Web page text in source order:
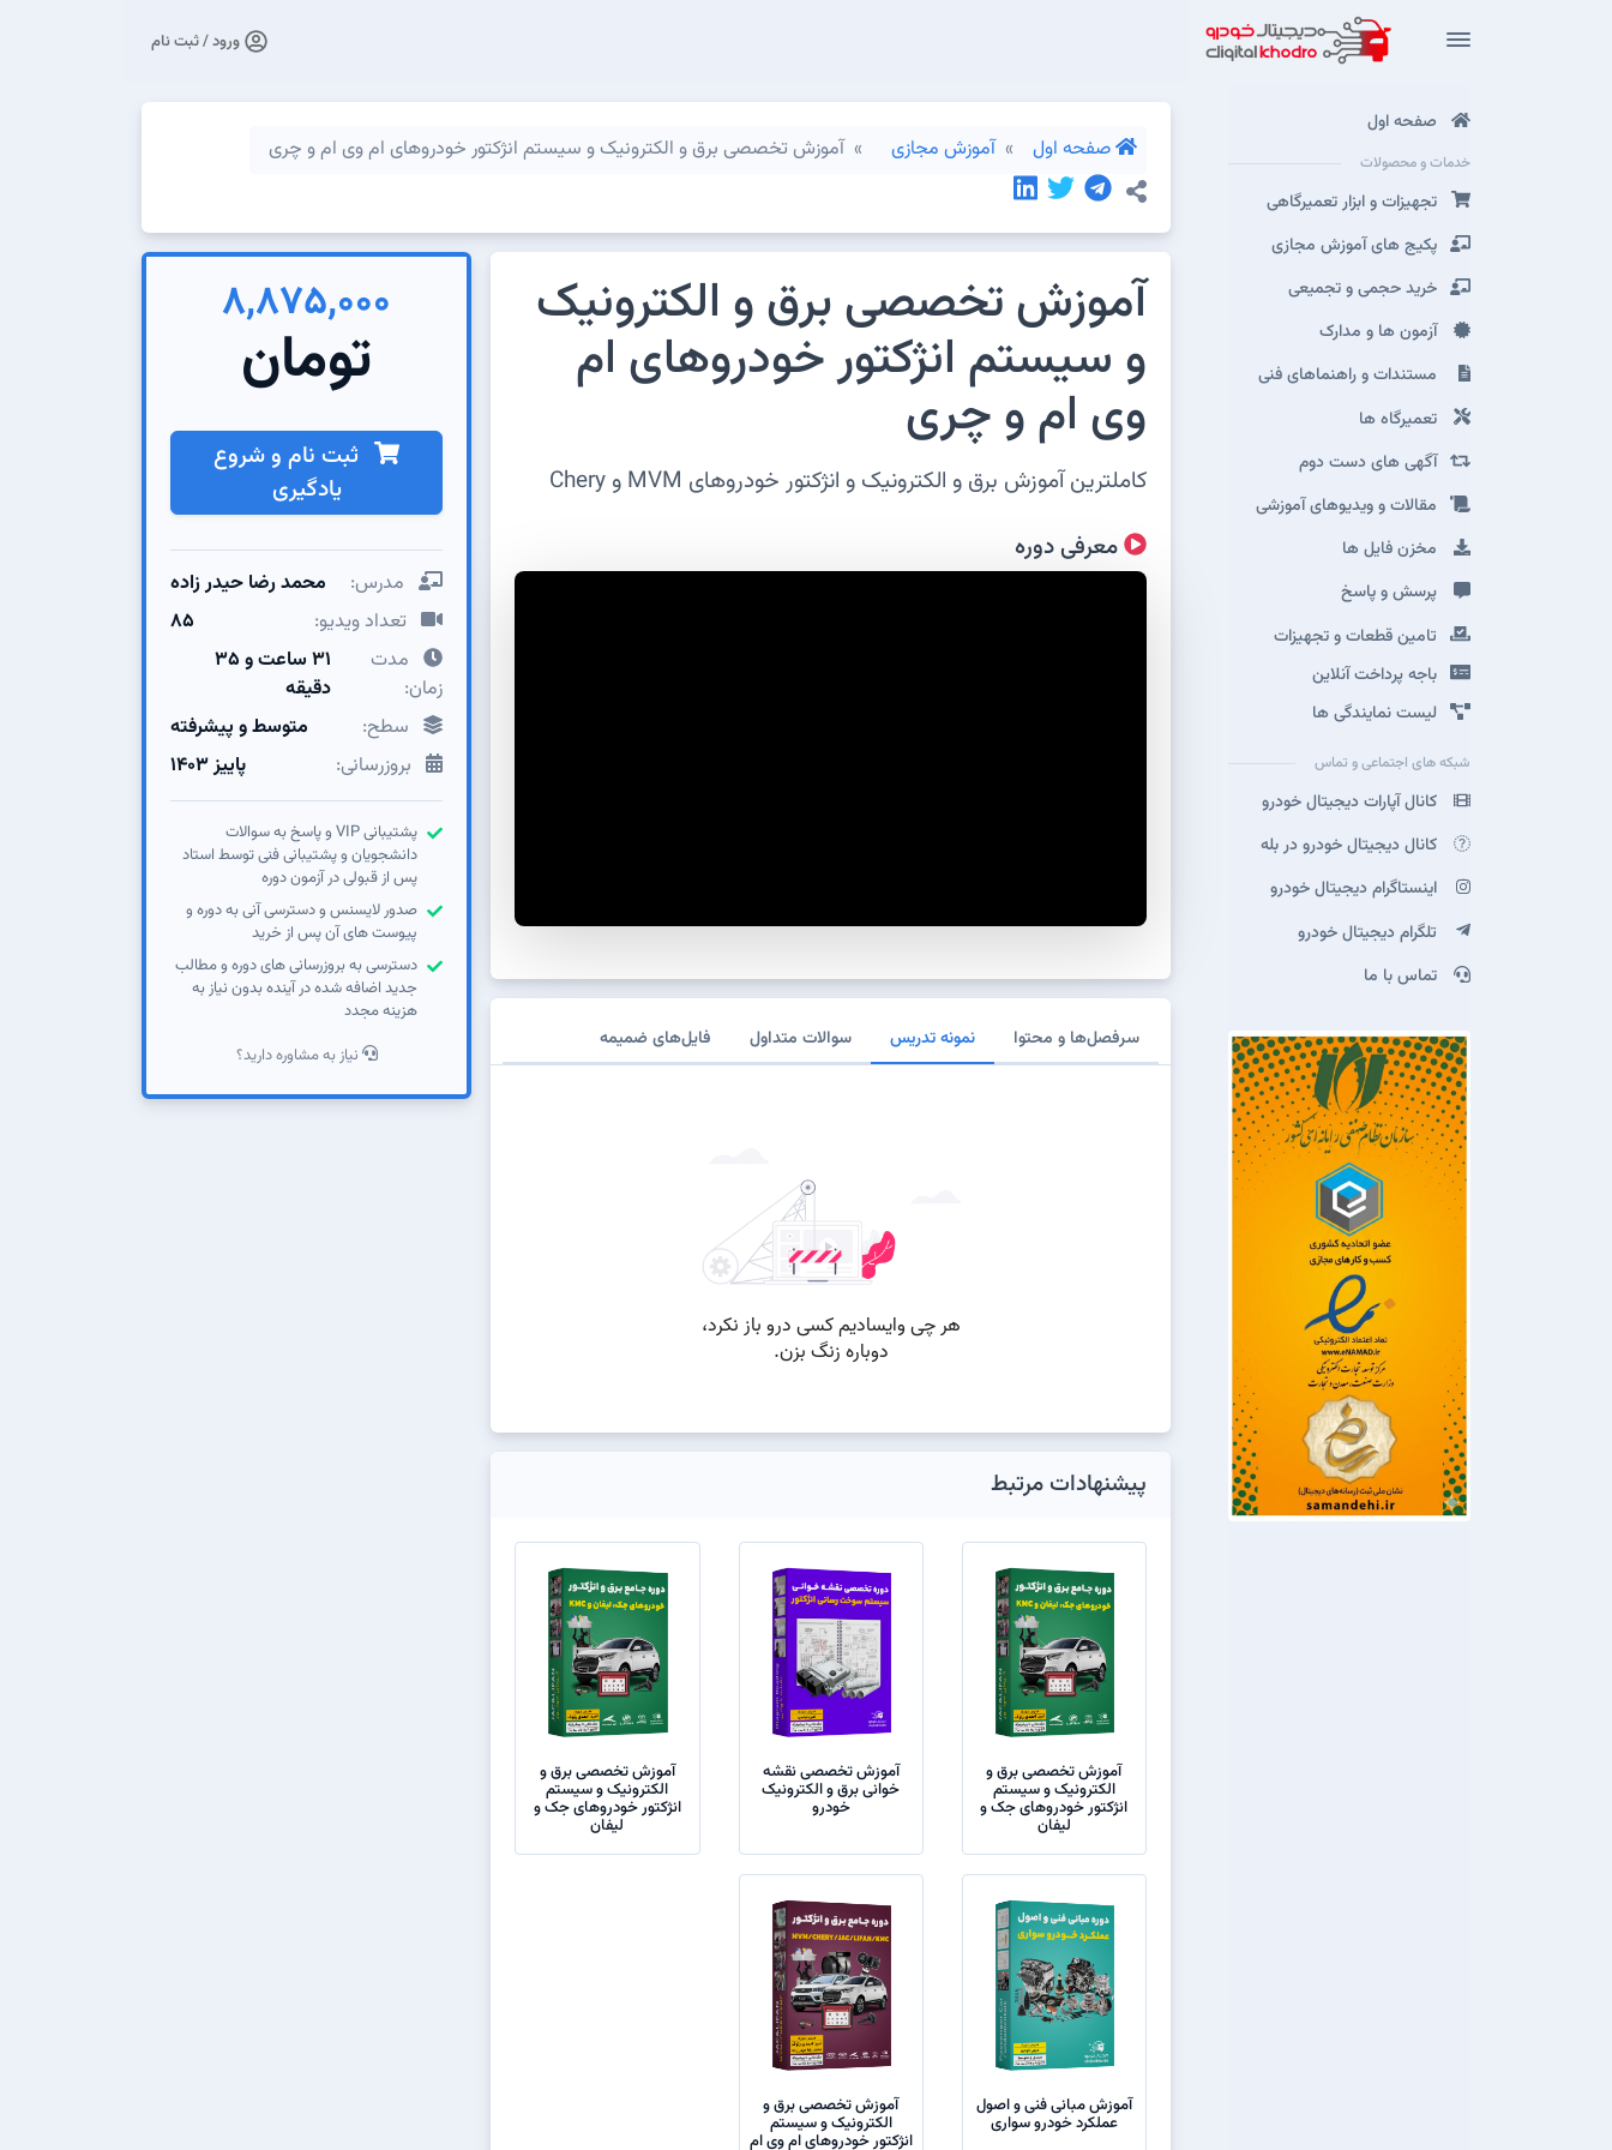
صفحه اول
خدمات و محصولات
تجهیزات و ابزار تعمیرگاهی
پکیج های آموزش مجازی
خرید حجمی و تجمیعی
آزمون ها و مدارک
مستندات و راهنماهای فنی
تعمیرگاه ها
آگهی های دست دوم
مقالات و ویدیوهای آموزشی
مخزن فایل ها
پرسش و پاسخ
تامین قطعات و تجهیزات
باجه پرداخت آنلاین
لیست نمایندگی ها
شبکه های اجتماعی و تماس
کانال آپارات دیجیتال خودرو
کانال دیجیتال خودرو در بله
اینستاگرام دیجیتال خودرو
تلگرام دیجیتال خودرو
تماس با ما
ورود / ثبت نام
صفحه اول آموزش مجازی آموزش تخصصی برق و الکترونیک و سیستم انژکتور خودروهای ام وی ام و چری
آموزش تخصصی برق و الکترونیک
و سیستم انژکتور خودروهای ام
وی ام و چری
کاملترین آموزش برق و الکترونیک و انژکتور خودروهای MVM و Chery
معرفی دوره
سرفصل‌ها و محتوا نمونه تدریس سوالات متداول فایل‌های ضمیمه
پیشنهادات مرتبط
آموزش تخصصی برق و
الکترونیک و سیستم
انژکتور خودروهای جک و
لیفان
آموزش تخصصی نقشه
خوانی برق و الکترونیک
خودرو
آموزش تخصصی برق و
الکترونیک و سیستم
انژکتور خودروهای جک و
لیفان
آموزش مبانی فنی و اصول
عملکرد خودرو سواری
آموزش تخصصی برق و
الکترونیک و سیستم
انژکتور خودروهای ام وی ام
8,875,000
تومان
ثبت نام و شروع
یادگیری
مدرس:
محمد رضا حیدر زاده
تعداد ویدیو:
85
مدت
زمان:
31 ساعت و 3۵
دقیقه
سطح:
متوسط و پیشرفته
بروزرسانی:
پاییز ۱۴۰۳
پشتیبانی VIP و پاسخ به سوالات
دانشجویان و پشتیبانی فنی توسط استاد
پس از قبولی در آزمون دوره
صدور لایسنس و دسترسی آنی به دوره و
پیوست های آن پس از خرید
دسترسی به بروزرسانی های دوره و مطالب
جدید اضافه شده در آینده بدون نیاز به
هزینه مجدد
نیاز به مشاوره دارید؟